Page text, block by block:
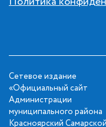
Сетевое издание
«Официальный сайт
Администрации
муниципального района
Красноярский Самарской